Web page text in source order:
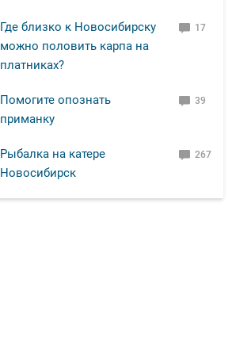
Где близко к Новосибирску
можно половить карпа на
платниках?
17
Помогите опознать
приманку
39
Рыбалка на катере
Новосибирск
267